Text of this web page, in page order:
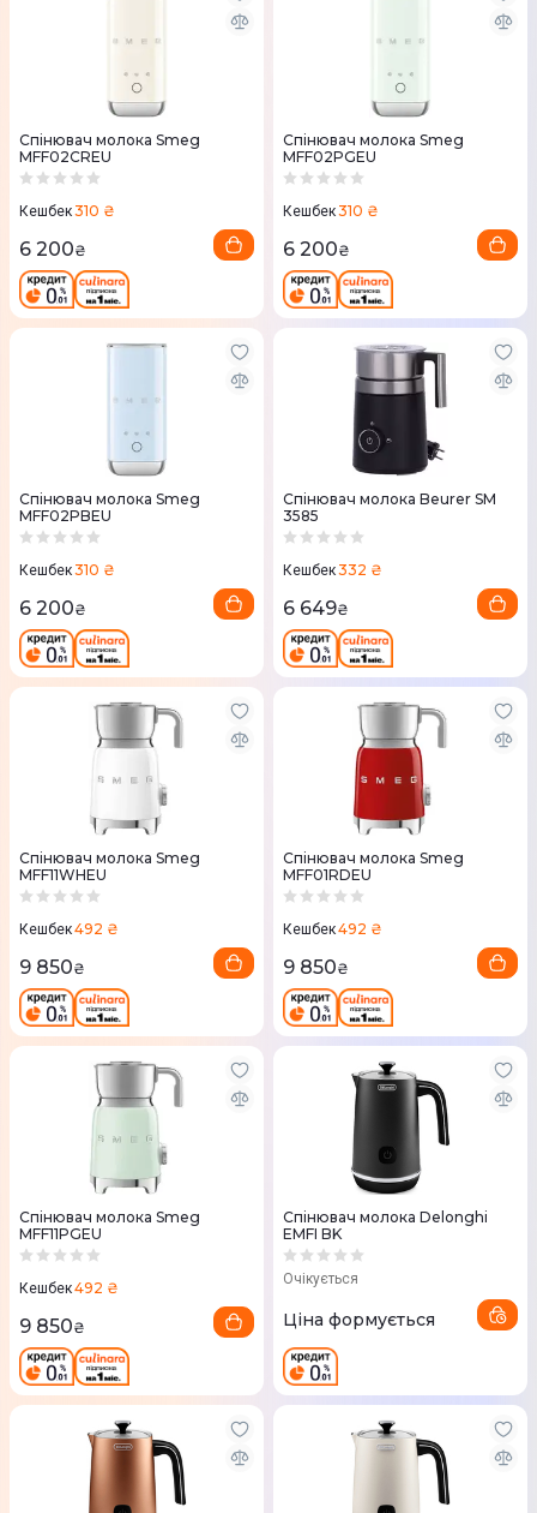
Спінювач молока Smeg
MFF02CREU
Кешбек310 ₴
6 200₴
Спінювач молока Smeg
MFF02PGEU
Кешбек310 ₴
6 200₴
Спінювач молока Smeg
MFF02PBEU
Кешбек310 ₴
6 200₴
Спінювач молока Beurer SM
3585
Кешбек332 ₴
6 649₴
Спінювач молока Smeg
MFF11WHEU
Кешбек492 ₴
9 850₴
Спінювач молока Smeg
MFF01RDEU
Кешбек492 ₴
9 850₴
Спінювач молока Smeg
MFF11PGEU
Кешбек492 ₴
9 850₴
Спінювач молока Delonghi
EMFI BK
Очікується
Ціна формується